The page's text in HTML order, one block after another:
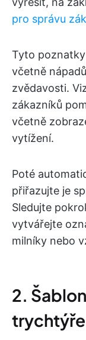
pro správu
Tyto
včetně
zvědavosti.
zákazníků
včetně
vytížení.
Poté
přiřazujte je
Sledujte
vytvářejte
milníky nebo
2.